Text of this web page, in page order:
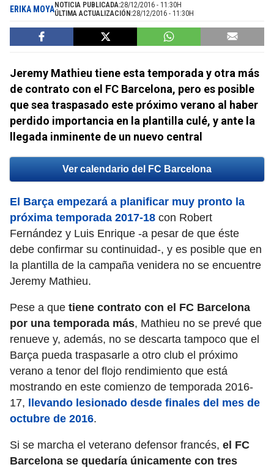
ERIKA MOYANOTICIA PUBLICADA:28/12/2016 - 11:30H
ÚLTIMA ACTUALIZACIÓN:28/12/2016 - 11:30H
Jeremy Mathieu tiene esta temporada y otra más
de contrato con el FC Barcelona, pero es posible
que sea traspasado este próximo verano al haber
perdido importancia en la plantilla culé, y ante la
llegada inminente de un nuevo central
Ver calendario del FC Barcelona
El Barça empezará a planificar muy pronto la
próxima temporada 2017-18 con Robert
Fernández y Luis Enrique -a pesar de que éste
debe confirmar su continuidad-, y es posible que en
la plantilla de la campaña venidera no se encuentre
Jeremy Mathieu.
Pese a que tiene contrato con el FC Barcelona
por una temporada más, Mathieu no se prevé que
renueve y, además, no se descarta tampoco que el
Barça pueda traspasarle a otro club el próximo
verano a tenor del flojo rendimiento que está
mostrando en este comienzo de temporada 2016-
17,
llevando lesionado desde finales del mes de
octubre de 2016.
Si se marcha el veterano defensor francés, el FC
Barcelona se quedaría únicamente con tres